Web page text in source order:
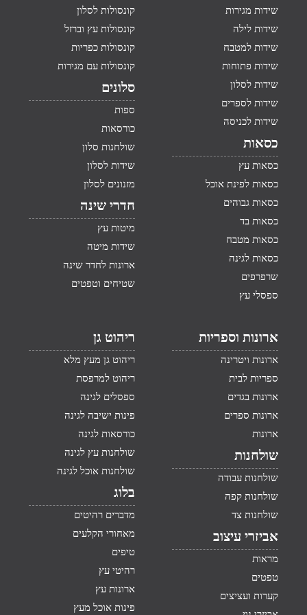
שידות מגירות
שידות לילה
שידות למטבח
שידות פתוחות
שידות לסלון
שידות לספרים
שידות לכניסה
כסאות
כסאות עץ
כסאות לפינת אוכל
כסאות גבוהים
כסאות בד
כסאות מטבח
כסאות לגינה
שרפרפים
ספסלי עץ
קונסולות לסלון
קונסולות עץ וברזל
קונסולות כפריות
קונסולות עם מגירות
סלונים
ספות
כורסאות
שולחנות סלון
שידות לסלון
מזנונים לסלון
חדרי שינה
מיטות עץ
שידות מיטה
ארונות לחדר שינה
שטיחים וטפטים
ארונות וספריות
ארונות ויטרינה
ספריות לבית
ארונות בגדים
ארונות ספרים
ארונות
שולחנות
שולחנות עבודה
שולחנות קפה
שולחנות צד
אביזרי עיצוב
מראות
טפטים
קערות ועציצים
ריהוט גן
ריהוט גן מעץ מלא
ריהוט למרפסת
ספסלים לגינה
פינות ישיבה לגינה
כורסאות לגינה
שולחנות עץ לגינה
שולחנות אוכל לגינה
בלוג
מדברים רהיטים
מאחורי הקלעים
טיפים
רהיטי עץ
ארונות עץ
פינות אוכל מעץ